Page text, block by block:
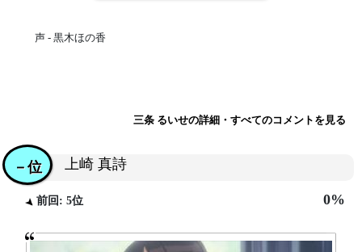
声 - 黒木ほの香
三条 るいせの詳細・すべてのコメントを見る
上崎 真詩
－位
前回: 5位 0%